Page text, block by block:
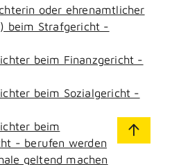
oder ehrenamtlicher
beim Strafgericht -
beim Finanzgericht -
beim Sozialgericht -
beim
- berufen werden
geltend machen